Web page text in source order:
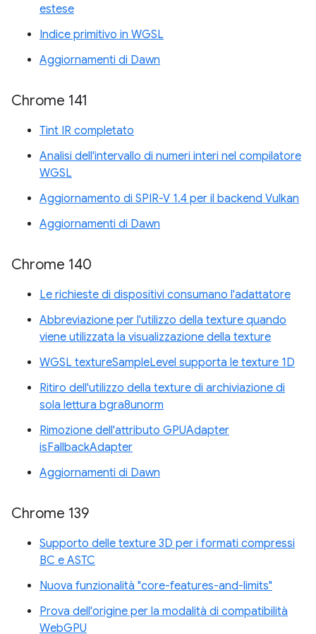
estese
Indice primitivo in WGSL
Aggiornamenti di Dawn
Chrome 141
Tint IR completato
Analisi dell'intervallo di numeri interi nel compilatore
WGSL
Aggiornamento di SPIR-V 1.4 per il backend Vulkan
Aggiornamenti di Dawn
Chrome 140
Le richieste di dispositivi consumano l'adattatore
Abbreviazione per l'utilizzo della texture quando
viene utilizzata la visualizzazione della texture
WGSL textureSampleLevel supporta le texture 1D
Ritiro dell'utilizzo della texture di archiviazione di
sola lettura bgra8unorm
Rimozione dell'attributo GPUAdapter
isFallbackAdapter
Aggiornamenti di Dawn
Chrome 139
Supporto delle texture 3D per i formati compressi
BC e ASTC
Nuova funzionalità "core-features-and-limits"
Prova dell'origine per la modalità di compatibilità
WebGPU